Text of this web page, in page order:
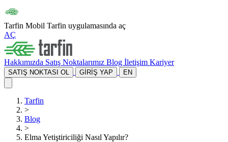
Tarfin Mobil Tarfin uygulamasında aç
AÇ
Hakkımızda Satış Noktalarımız Blog İletişim Kariyer
SATIŞ NOKTASI OL GİRİŞ YAP EN
Tarfin
>
Blog
>
Elma Yetiştiriciliği Nasıl Yapılır?